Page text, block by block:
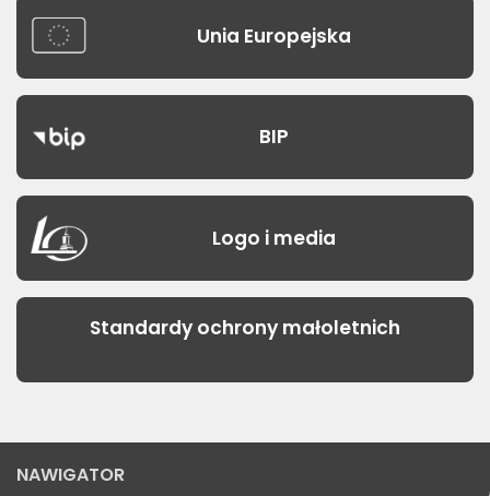
Unia Europejska
BIP
Logo i media
Standardy ochrony małoletnich
NAWIGATOR